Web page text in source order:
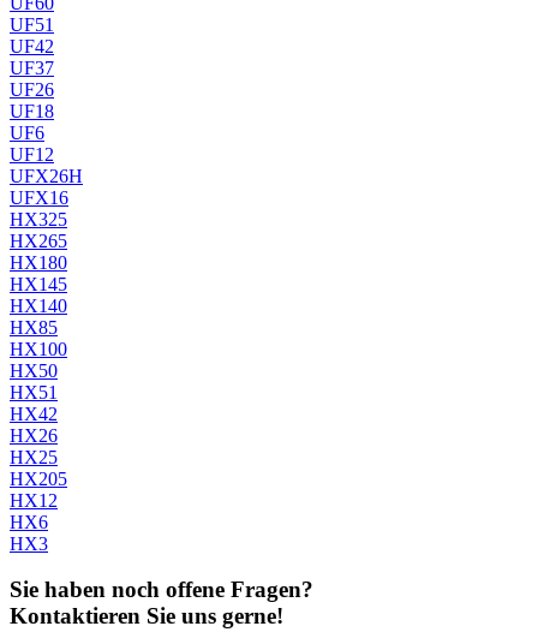
UF51
UF42
UF37
UF26
UF18
UF6
UF12
UFX26H
UFX16
HX325
HX265
HX180
HX145
HX140
HX85
HX100
HX50
HX51
HX42
HX26
HX25
HX205
HX12
HX6
HX3
Sie haben noch offene Fragen?
Kontaktieren Sie uns gerne!